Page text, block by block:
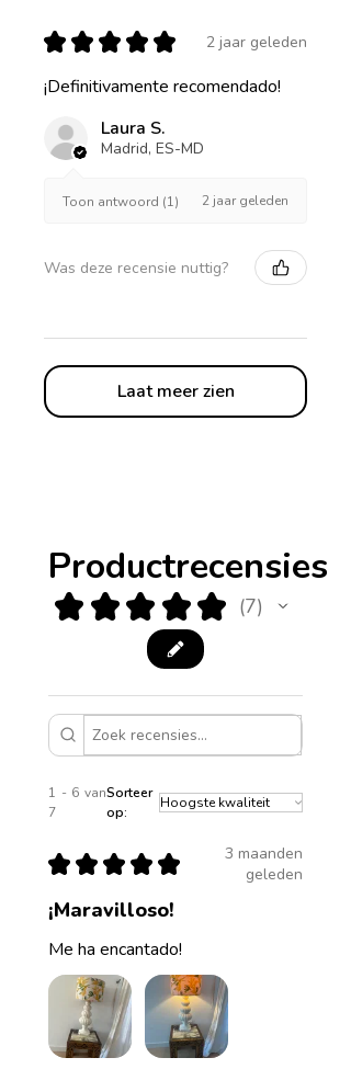
★ ★ ★ ★ ★ 2 jaar geleden
¡Definitivamente recomendado!
Laura S.
Madrid, ES-MD
Toon antwoord (1) 2 jaar geleden
Was deze recensie nuttig?
Laat meer zien
Productrecensies
★ ★ ★ ★ ★ 7
7
1 - 6 van
7
Sorteer
op:
★ ★ ★ ★ ★
3 maanden
geleden
¡Maravilloso!
Me ha encantado!